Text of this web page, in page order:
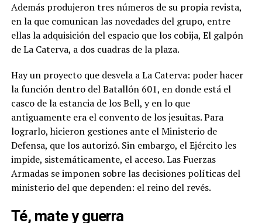
Además produjeron tres números de su propia revista,
en la que comunican las novedades del grupo, entre
ellas la adquisición del espacio que los cobija, El galpón
de La Caterva, a dos cuadras de la plaza.
Hay un proyecto que desvela a La Caterva: poder hacer
la función dentro del Batallón 601, en donde está el
casco de la estancia de los Bell, y en lo que
antiguamente era el convento de los jesuitas. Para
lograrlo,hicieron gestiones ante el Ministerio de
Defensa, que los autorizó. Sin embargo, el Ejército les
impide, sistemáticamente, el acceso.Las Fuerzas
Armadas se imponen sobre las decisiones políticas del
ministerio del que dependen: el reino del revés.
Té, mate y guerra